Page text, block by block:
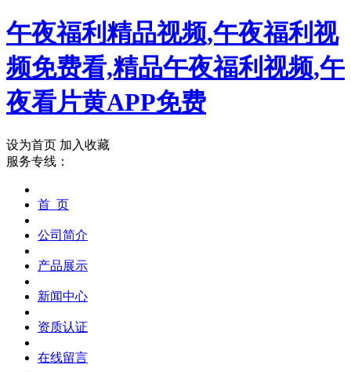
午夜福利精品视频,午夜福利视
频免费看,精品午夜福利视频,午
夜看片黄APP免费
设为首页 加入收藏
服务专线：
首 页
公司简介
产品展示
新闻中心
资质认证
在线留言